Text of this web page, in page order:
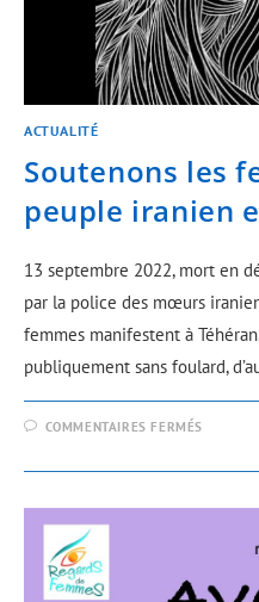
ACTUALITÉ
Soutenons les
peuple iranien
13 septembre 2022, mort en
par la police des mœurs
femmes manifestent à
publiquement sans foulard,
COMMENTAIRES FERMÉS